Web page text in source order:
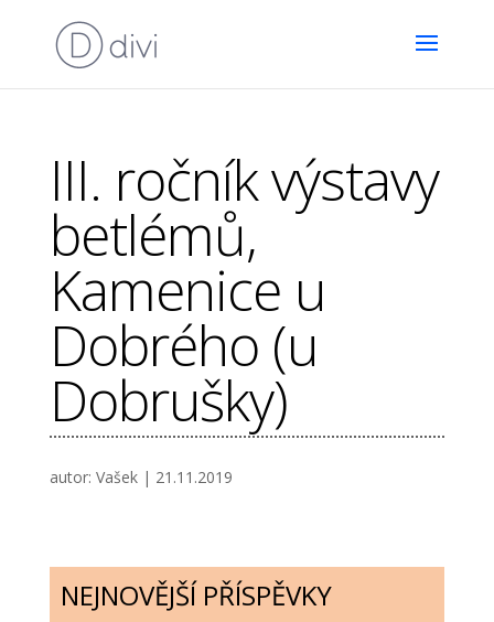
III. ročník výstavy
betlémů,
Kamenice u
Dobrého (u
Dobrušky)
autor: Vašek| 21.11.2019
NEJNOVĚJŠÍ PŘÍSPĚVKY